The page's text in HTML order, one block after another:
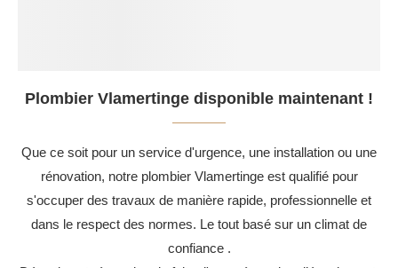
Plombier Vlamertinge disponible maintenant !
Que ce soit pour un service d'urgence, une installation ou une
rénovation, notre plombier Vlamertinge est qualifié pour
s'occuper des travaux de manière rapide, professionnelle et
dans le respect des normes. Le tout basé sur un climat de
confiance .